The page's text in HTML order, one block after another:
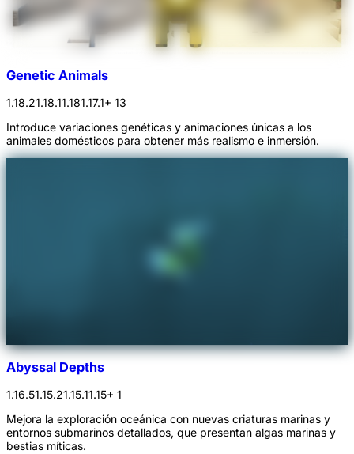
Genetic Animals
1.18.21.18.11.181.17.1+ 13
Introduce variaciones genéticas y animaciones únicas a los
animales domésticos para obtener más realismo e inmersión.
Abyssal Depths
1.16.51.15.21.15.11.15+ 1
Mejora la exploración oceánica con nuevas criaturas marinas y
entornos submarinos detallados, que presentan algas marinas y
bestias míticas.